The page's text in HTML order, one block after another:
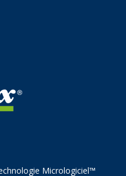
Micrologiciel™